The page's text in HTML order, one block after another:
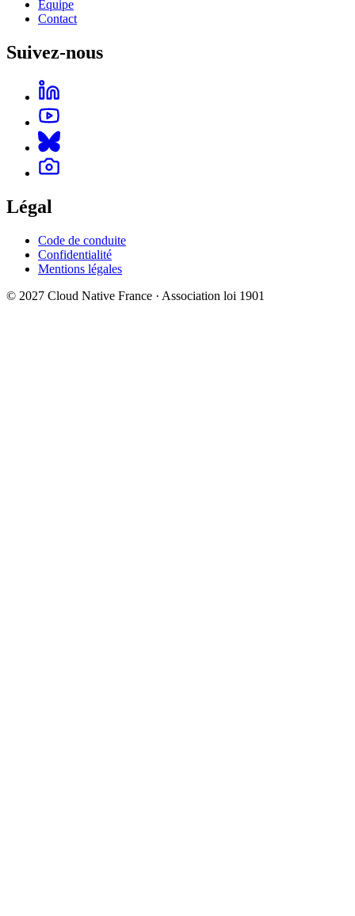
Équipe
Contact
Suivez-nous
Légal
Code de conduite
Confidentialité
Mentions légales
© 2027 Cloud Native France · Association loi 1901